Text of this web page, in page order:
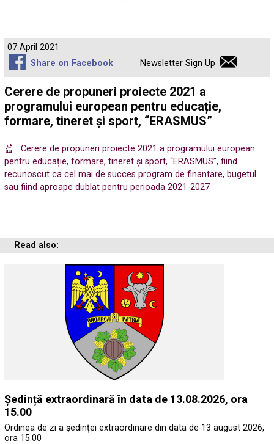
07 April 2021
Share on Facebook
Newsletter Sign Up
Cerere de propuneri proiecte 2021 a
programului european pentru educație,
formare, tineret și sport, “ERASMUS”
Cerere de propuneri proiecte 2021 a programului european
pentru educație, formare, tineret și sport, “ERASMUS”, fiind
recunoscut ca cel mai de succes program de finantare, bugetul
sau fiind aproape dublat pentru perioada 2021-2027
Read also:
Ședință extraordinară în data de 13.08.2026, ora
15.00
Ordinea de zi a ședinței extraordinare din data de 13 august 2026,
ora 15.00